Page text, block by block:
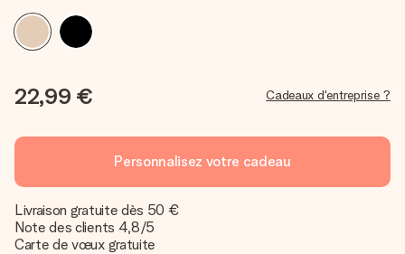
22,99 € Cadeaux d'entreprise ?
Personnalisez votre cadeau
Livraison gratuite dès 50 €
Note des clients 4,8/5
Carte de vœux gratuite